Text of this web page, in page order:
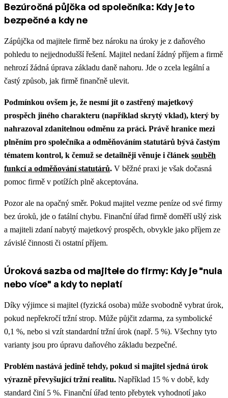
Bezúročná půjčka od společníka: Kdy je to
bezpečné a kdy ne
Zápůjčka od majitele firmě bez nároku na úroky je z daňového
pohledu to nejjednodušší řešení. Majitel nedaní žádný příjem a firmě
nehrozí žádná úprava základu daně nahoru. Jde o zcela legální a
častý způsob, jak firmě finančně ulevit.
Podmínkou ovšem je, že nesmí jít o zastřený majetkový
prospěch jiného charakteru (například skrytý vklad), který by
nahrazoval zdanitelnou odměnu za práci. Právě hranice mezi
plněním pro společníka a odměňováním statutárů bývá častým
tématem kontrol, k čemuž se detailněji věnuje i článek souběh
funkcí a odměňování statutárů. V běžné praxi je však dočasná
pomoc firmě v potížích plně akceptována.
Pozor ale na opačný směr. Pokud majitel vezme peníze od své firmy
bez úroků, jde o fatální chybu. Finanční úřad firmě doměří ušlý zisk
a majiteli zdaní nabytý majetkový prospěch, obvykle jako příjem ze
závislé činnosti či ostatní příjem.
Úroková sazba od majitele do firmy: Kdy je "nula
nebo více" a kdy to neplatí
Díky výjimce si majitel (fyzická osoba) může svobodně vybrat úrok,
pokud nepřekročí tržní strop. Může půjčit zdarma, za symbolické
0,1 %, nebo si vzít standardní tržní úrok (např. 5 %). Všechny tyto
varianty jsou pro úpravu daňového základu bezpečné.
Problém nastává jedině tehdy, pokud si majitel sjedná úrok
výrazně převyšující tržní realitu. Například 15 % v době, kdy
standard činí 5 %. Finanční úřad tento přebytek vyhodnotí jako